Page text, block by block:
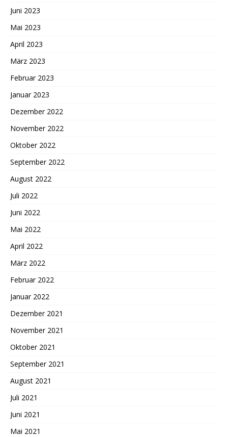
Juni 2023
Mai 2023
April 2023
März 2023
Februar 2023
Januar 2023
Dezember 2022
November 2022
Oktober 2022
September 2022
August 2022
Juli 2022
Juni 2022
Mai 2022
April 2022
März 2022
Februar 2022
Januar 2022
Dezember 2021
November 2021
Oktober 2021
September 2021
August 2021
Juli 2021
Juni 2021
Mai 2021